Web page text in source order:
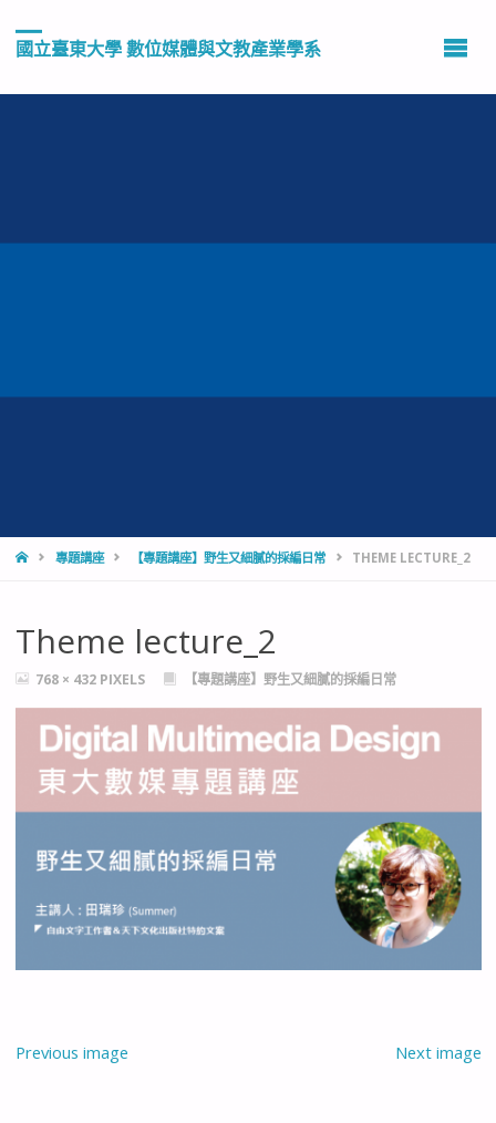
國立臺東大學 數位媒體與文教產業學系
HOME專題講座 【專題講座】野生又細膩的採編日常 THEME LECTURE_2
Theme lecture_2
FULL768 × 432 PIXELS 【專題講座】野生又細膩的採編日常
Previous image Next image